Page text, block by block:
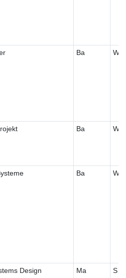
Ba W
Ba W
Ba W
Design Ma S